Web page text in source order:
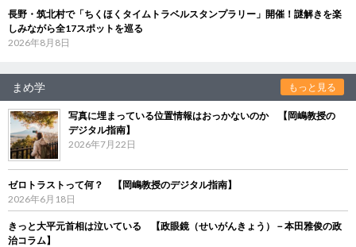
長野・筑北村で「ちくほくタイムトラベルスタンプラリー」開催！謎解きを楽
しみながら全17スポットを巡る
2026年8月8日
まめ学 もっと見る
写真に埋まっている位置情報はおっかないのか 【岡嶋教授の
デジタル指南】
2026年7月22日
ゼロトラストって何？ 【岡嶋教授のデジタル指南】
2026年6月18日
きっと大平元首相は泣いている 【政眼鏡（せいがんきょう）－本田雅俊の政
治コラム】